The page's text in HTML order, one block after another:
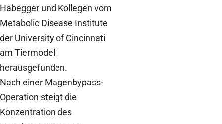
Habegger und Kollegen vom
Metabolic Disease Institute
der University of Cincinnati
am Tiermodell
herausgefunden.
Nach einer Magenbypass-
Operation steigt die
Konzentration des